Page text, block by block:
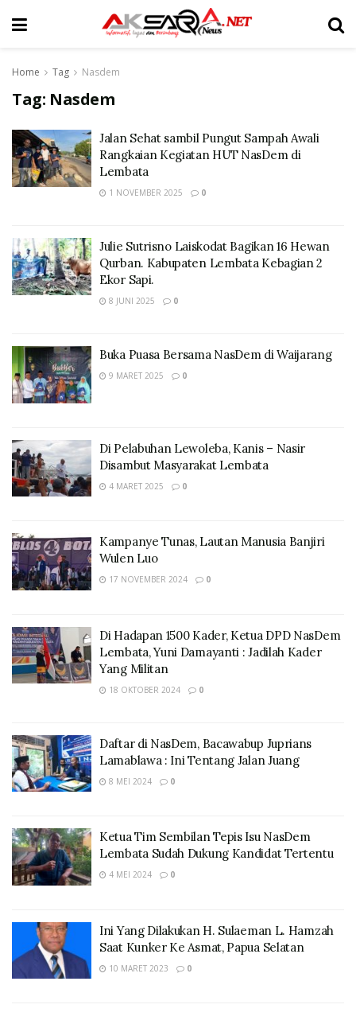
Home Tag Nasdem
Tag: Nasdem
Jalan Sehat sambil Pungut Sampah Awali
Rangkaian Kegiatan HUT NasDem di
Lembata
1 NOVEMBER 2025 0
Julie Sutrisno Laiskodat Bagikan 16 Hewan
Qurban. Kabupaten Lembata Kebagian 2
Ekor Sapi.
8 JUNI 2025 0
Buka Puasa Bersama NasDem di Waijarang
9 MARET 2025 0
Di Pelabuhan Lewoleba, Kanis – Nasir
Disambut Masyarakat Lembata
4 MARET 2025 0
Kampanye Tunas, Lautan Manusia Banjiri
Wulen Luo
17 NOVEMBER 2024 0
Di Hadapan 1500 Kader, Ketua DPD NasDem
Lembata, Yuni Damayanti : Jadilah Kader
Yang Militan
18 OKTOBER 2024 0
Daftar di NasDem, Bacawabup Juprians
Lamablawa : Ini Tentang Jalan Juang
8 MEI 2024 0
Ketua Tim Sembilan Tepis Isu NasDem
Lembata Sudah Dukung Kandidat Tertentu
4 MEI 2024 0
Ini Yang Dilakukan H. Sulaeman L. Hamzah
Saat Kunker Ke Asmat, Papua Selatan
10 MARET 2023 0